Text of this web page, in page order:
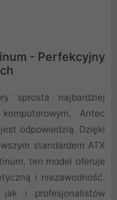
- Perfekcyjny
sprosta najbardziej
Antec
odpowiedzią. Dzięki
standardem ATX
ten model oferuje
i niezawodność.
i profesjonalistów